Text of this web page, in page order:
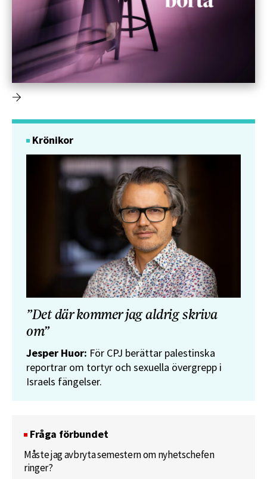
Krönikor
”Det där kommer jag aldrig skriva
om”
Jesper Huor: För CPJ berättar palestinska
reportrar om tortyr och sexuella övergrepp i
Israels fängelser.
Fråga förbundet
Måste jag avbryta semestern om nyhetschefen
ringer?